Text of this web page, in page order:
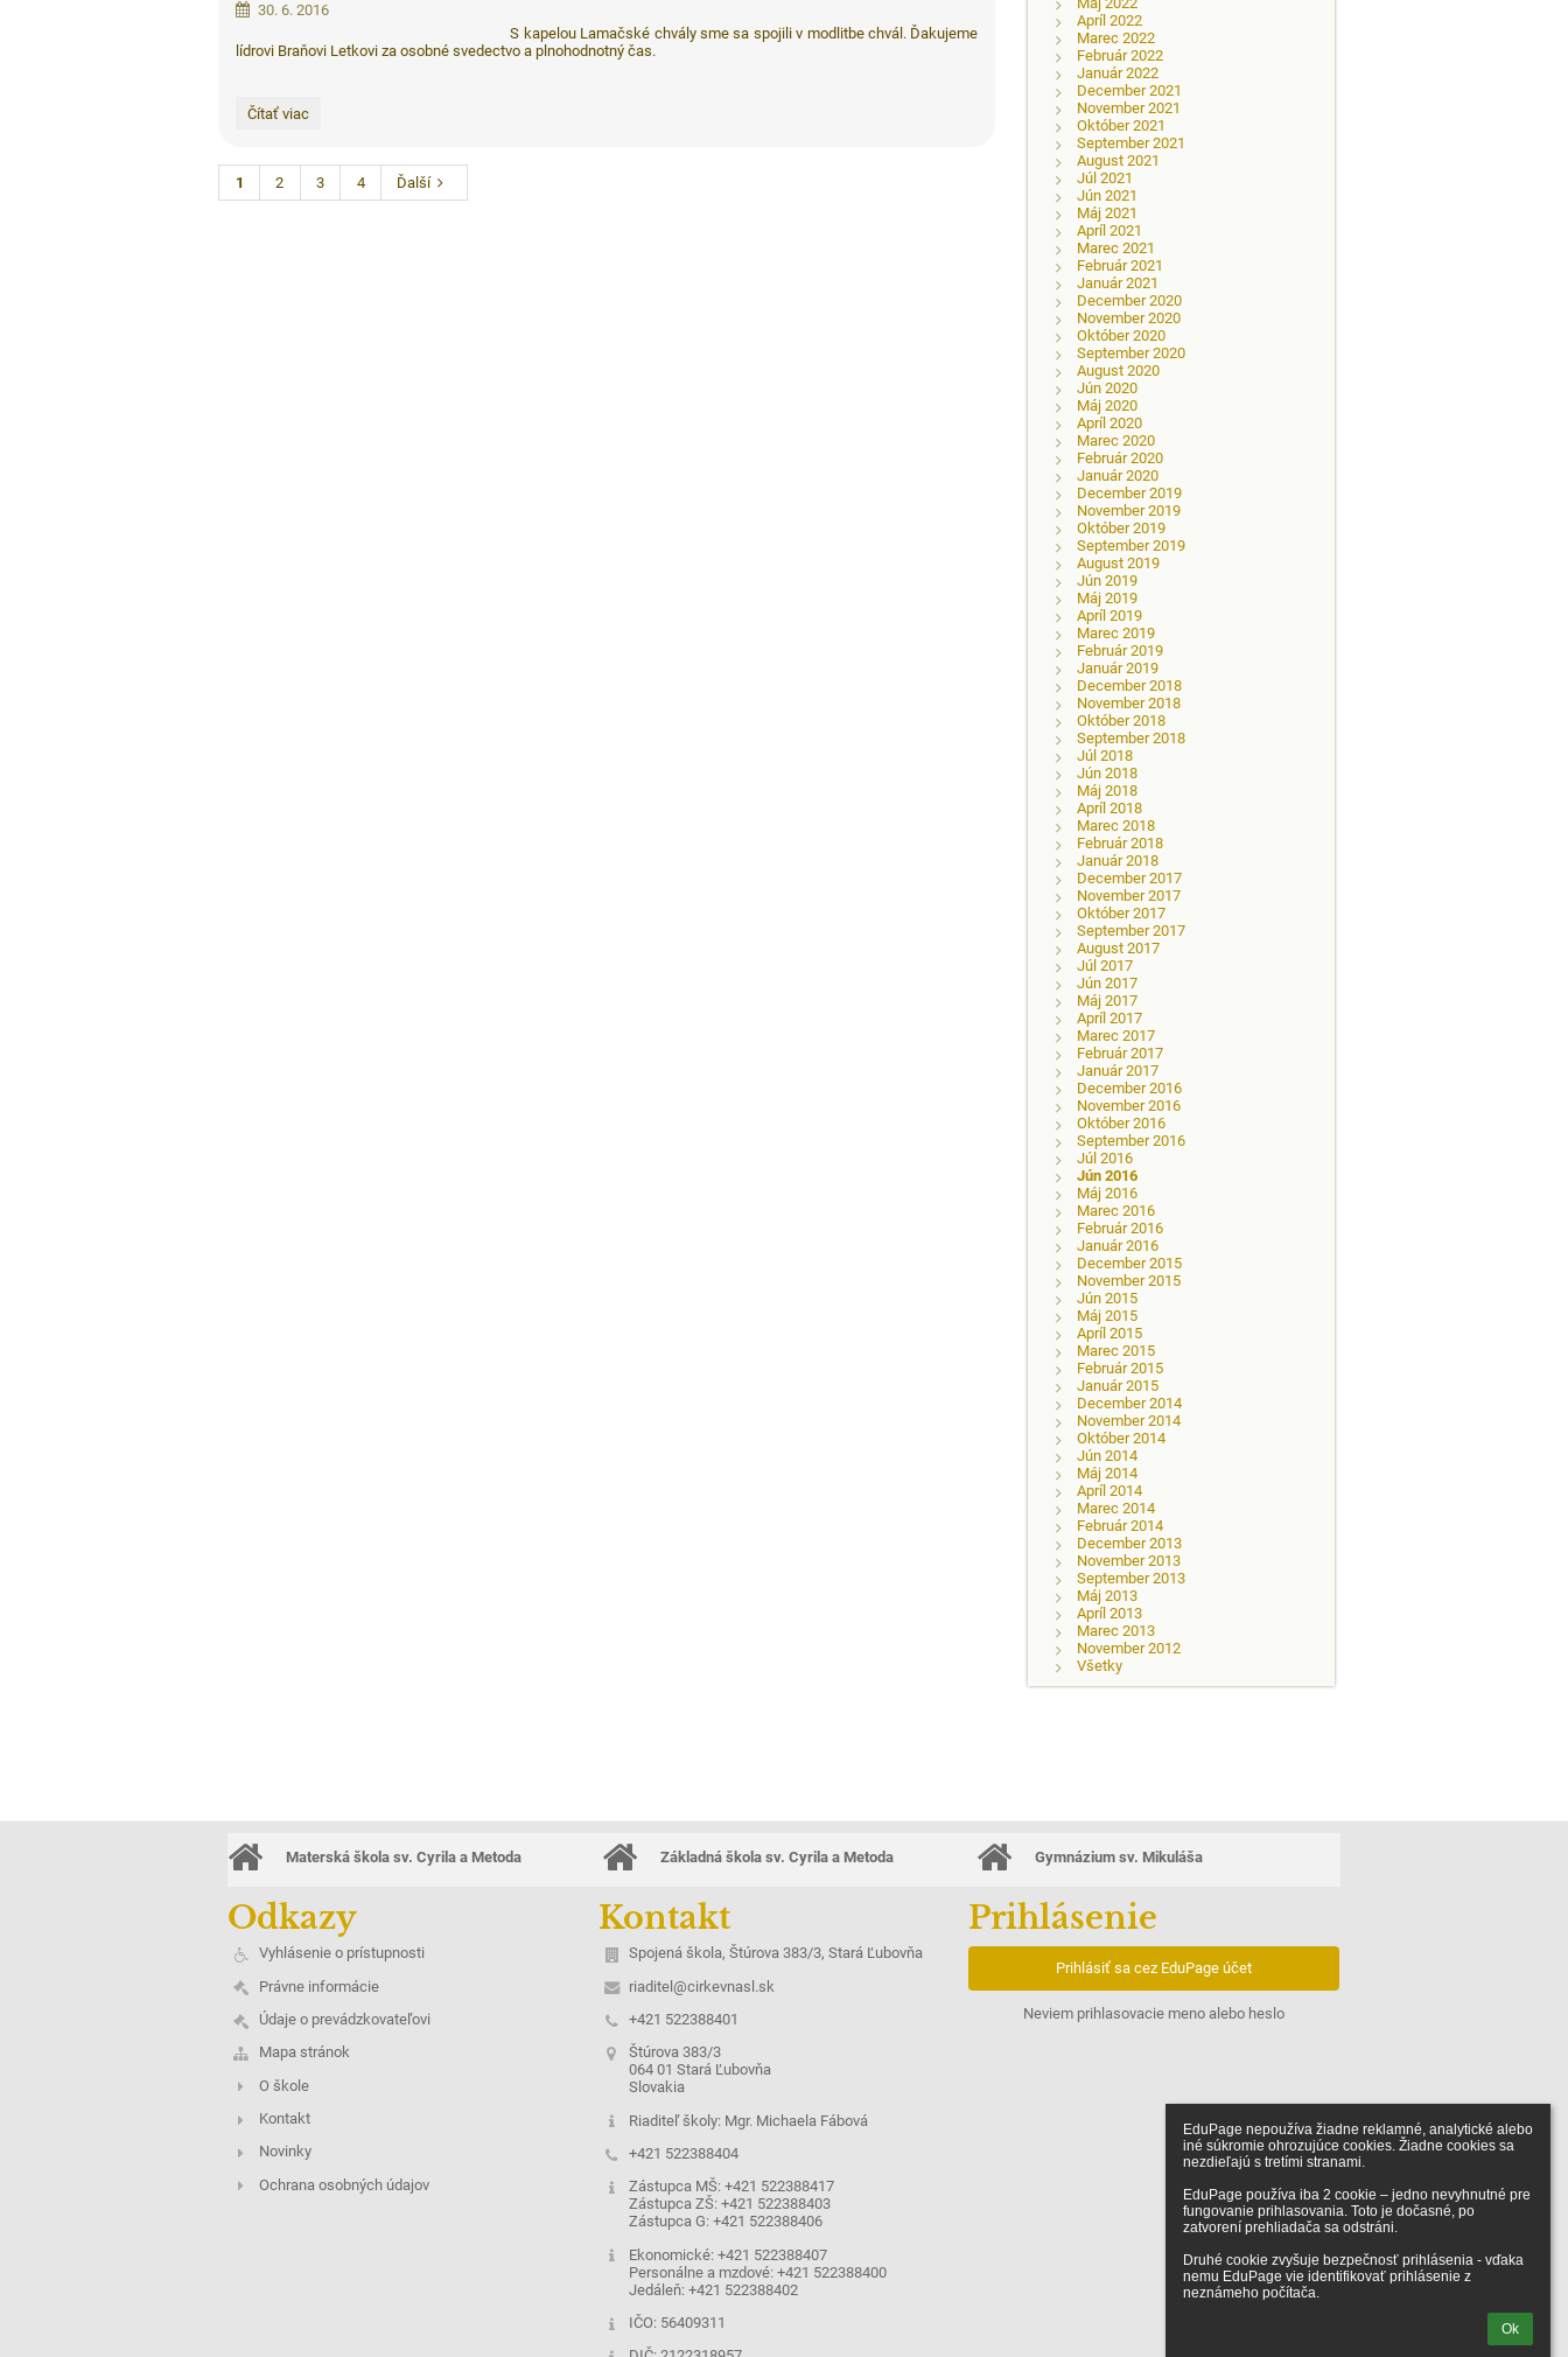
EduPage nepoužíva žiadne reklamné, analytické alebo
iné súkromie ohrozujúce cookies. Žiadne cookies sa
nezdieľajú s tretími stranami.
EduPage používa iba 2 cookie – jedno nevyhnutné pre
fungovanie prihlasovania. Toto je dočasné, po
zatvorení prehliadača sa odstráni.
Druhé cookie zvyšuje bezpečnosť prihlásenia - vďaka
nemu EduPage vie identifikovať prihlásenie z
neznámeho počítača.
Ok
30. 6. 2016
S kapelou Lamačské chvály sme sa spojili v modlitbe chvál. Ďakujeme
lídrovi Braňovi Letkovi za osobné svedectvo a plnohodnotný čas.
Modlitba
LCH:
Čítať viac
1 2 3 4 Ďalší
Apríl 2022
Marec 2022
Február 2022
Január 2022
December 2021
November 2021
Október 2021
September 2021
August 2021
Júl 2021
Jún 2021
Máj 2021
Apríl 2021
Marec 2021
Február 2021
Január 2021
December 2020
November 2020
Október 2020
September 2020
August 2020
Jún 2020
Máj 2020
Apríl 2020
Marec 2020
Február 2020
Január 2020
December 2019
November 2019
Október 2019
September 2019
August 2019
Jún 2019
Máj 2019
Apríl 2019
Marec 2019
Február 2019
Január 2019
December 2018
November 2018
Október 2018
September 2018
Júl 2018
Jún 2018
Máj 2018
Apríl 2018
Marec 2018
Február 2018
Január 2018
December 2017
November 2017
Október 2017
September 2017
August 2017
Júl 2017
Jún 2017
Máj 2017
Apríl 2017
Marec 2017
Február 2017
Január 2017
December 2016
November 2016
Október 2016
September 2016
Júl 2016
Jún 2016
Máj 2016
Marec 2016
Február 2016
Január 2016
December 2015
November 2015
Jún 2015
Máj 2015
Apríl 2015
Marec 2015
Február 2015
Január 2015
December 2014
November 2014
Október 2014
Jún 2014
Máj 2014
Apríl 2014
Marec 2014
Február 2014
December 2013
November 2013
September 2013
Máj 2013
Apríl 2013
Marec 2013
November 2012
Všetky
Materská škola sv. Cyrila a Metoda Základná škola sv. Cyrila a Metoda Gymnázium sv. Mikuláša
Odkazy
Vyhlásenie o prístupnosti
Právne informácie
Údaje o prevádzkovateľovi
Mapa stránok
O škole
Kontakt
Novinky
Ochrana osobných údajov
Kontakt
Spojená škola, Štúrova 383/3, Stará Ľubovňa
riaditel@cirkevnasl.sk
+421 522388401
Štúrova 383/3
064 01 Stará Ľubovňa
Slovakia
Riaditeľ školy: Mgr. Michaela Fábová
+421 522388404
Zástupca MŠ: +421 522388417
Zástupca ZŠ: +421 522388403
Zástupca G: +421 522388406
Ekonomické: +421 522388407
Personálne a mzdové: +421 522388400
Jedáleň: +421 522388402
IČO: 56409311
Prihlásenie
Prihlásiť sa cez EduPage účet
Neviem prihlasovacie meno alebo heslo